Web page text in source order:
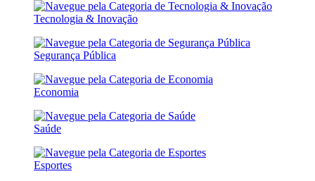
Tecnologia & Inovação
Segurança Pública
Economia
Saúde
Esportes